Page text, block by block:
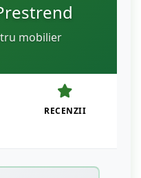
mobilier
RECENZII